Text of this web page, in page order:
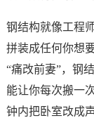
钢结构就像工程
拼装成任何你想
“痛改前妻”，钢
能让你每次搬一
钟内把卧室改成